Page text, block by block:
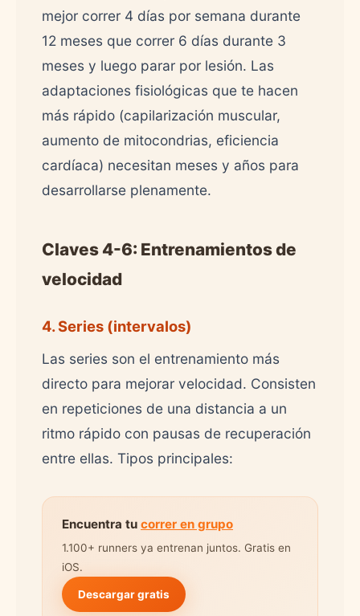
mejor correr 4 días por semana durante
12 meses que correr 6 días durante 3
meses y luego parar por lesión. Las
adaptaciones fisiológicas que te hacen
más rápido (capilarización muscular,
aumento de mitocondrias, eficiencia
cardíaca) necesitan meses y años para
desarrollarse plenamente.
Claves 4-6: Entrenamientos de
velocidad
4. Series (intervalos)
Las series son el entrenamiento más
directo para mejorar velocidad. Consisten
en repeticiones de una distancia a un
ritmo rápido con pausas de recuperación
entre ellas. Tipos principales:
Encuentra tu correr en grupo
1.100+ runners ya entrenan juntos. Gratis en
iOS.
Descargar gratis